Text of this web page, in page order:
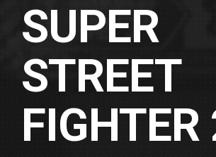
SUPER
STREET
FIGHTER